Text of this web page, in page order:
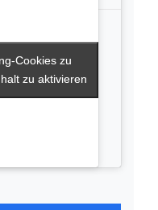
Cookies zu
zu aktivieren
Cookies zu
zu aktivieren